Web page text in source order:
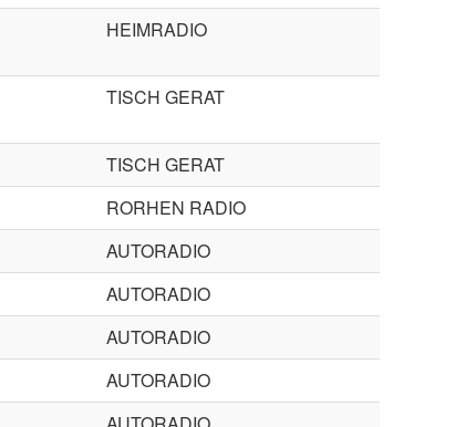
HEIMRADIO
TISCH GERAT
TISCH GERAT
RORHEN RADIO
AUTORADIO
AUTORADIO
AUTORADIO
AUTORADIO